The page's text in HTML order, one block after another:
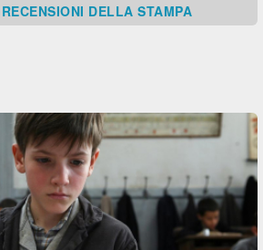
RECENSIONI DELLA STAMPA